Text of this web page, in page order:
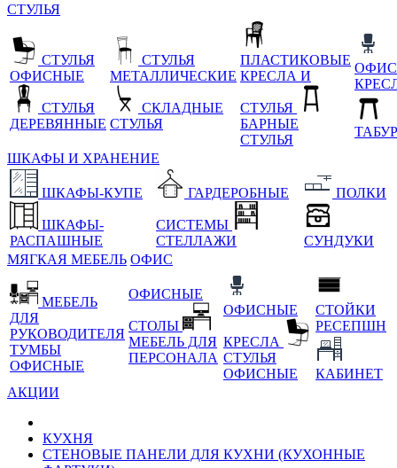
СТУЛЬЯ
СТУЛЬЯ
ОФИСНЫЕ
СТУЛЬЯ
ДЕРЕВЯННЫЕ
СТУЛЬЯ
МЕТАЛЛИЧЕСКИЕ
СКЛАДНЫЕ
СТУЛЬЯ
ПЛАСТИКОВЫЕ
КРЕСЛА И
СТУЛЬЯ
БАРНЫЕ
СТУЛЬЯ
ШКАФЫ И ХРАНЕНИЕ
ШКАФЫ-КУПЕ
ШКАФЫ-
РАСПАШНЫЕ
ГАРДЕРОБНЫЕ
СИСТЕМЫ
СТЕЛЛАЖИ
ПОЛКИ
СУНДУКИ
МЯГКАЯ МЕБЕЛЬ ОФИС
МЕБЕЛЬ
ДЛЯ
РУКОВОДИТЕЛЯ
ТУМБЫ
ОФИСНЫЕ
ОФИСНЫЕ
СТОЛЫ
МЕБЕЛЬ ДЛЯ
ПЕРСОНАЛА
ОФИСНЫЕ
КРЕСЛА
СТУЛЬЯ
ОФИСНЫЕ
СТОЙКИ
РЕСЕПШН
КАБИНЕТ
АКЦИИ
КУХНЯ
СТЕНОВЫЕ ПАНЕЛИ ДЛЯ КУХНИ (КУХОННЫЕ